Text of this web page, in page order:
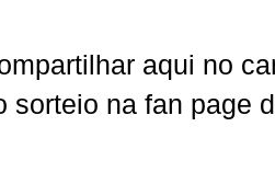
aqui no
sorteio na fan page